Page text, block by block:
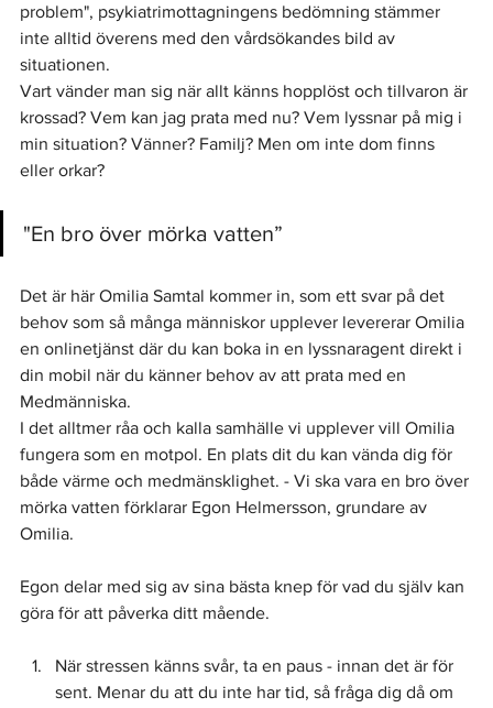
problem", psykiatrimottagningens bedömning stämmer
inte alltid överens med den vårdsökandes bild av
situationen.
Vart vänder man sig när allt känns hopplöst och tillvaron är
krossad? Vem kan jag prata med nu? Vem lyssnar på mig i
min situation? Vänner? Familj? Men om inte dom finns
eller orkar?
"En bro över mörka vatten”
Det är här Omilia Samtal kommer in, som ett svar på det
behov som så många människor upplever levererar Omilia
en onlinetjänst där du kan boka in en lyssnaragent direkt i
din mobil när du känner behov av att prata med en
Medmänniska.
I det alltmer råa och kalla samhälle vi upplever vill Omilia
fungera som en motpol. En plats dit du kan vända dig för
både värme och medmänsklighet. - Vi ska vara en bro över
mörka vatten förklarar Egon Helmersson, grundare av
Omilia.
Egon delar med sig av sina bästa knep för vad du själv kan
göra för att påverka ditt mående.
När stressen känns svår, ta en paus - innan det är för
sent. Menar du att du inte har tid, så fråga dig då om